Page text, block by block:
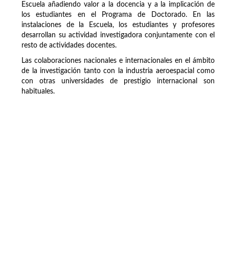
Escuela añadiendo valor a la docencia y a la implicación de
los estudiantes en el Programa de Doctorado. En las
instalaciones de la Escuela, los estudiantes y profesores
desarrollan su actividad investigadora conjuntamente con el
resto de actividades docentes.
Las colaboraciones nacionales e internacionales en el ámbito
de la investigación tanto con la industria aeroespacial como
con otras universidades de prestigio internacional son
habituales.